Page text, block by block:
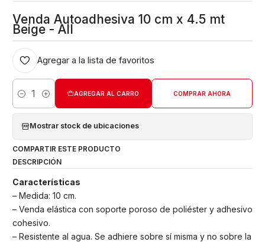
Venda Autoadhesiva 10 cm x 4.5 mt
Beige - All
Agregar a la lista de favoritos
Cantidad
AGREGAR AL CARRO COMPRAR AHORA
Mostrar stock de ubicaciones
COMPARTIR ESTE PRODUCTO
DESCRIPCIÓN
Características
– Medida: 10 cm.
– Venda elástica con soporte poroso de poliéster y adhesivo
cohesivo.
– Resistente al agua. Se adhiere sobre sí misma y no sobre la